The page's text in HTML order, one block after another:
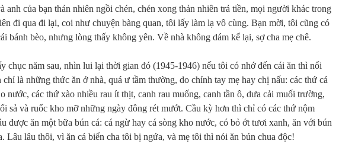
anh của bạn thản nhiên ngồi chén, chén xong thản nhiên trả tiền, mọi người khác trong
đi qua đi lại, coi như chuyện bàng quan, tôi lấy làm lạ vô cùng. Bạn mời, tôi cũng có
bánh bèo, nhưng lòng thấy không yên. Về nhà không dám kể lại, sợ cha mẹ chê.
chục năm sau, nhìn lui lại thời gian đó (1945-1946) nếu tôi có nhớ đến cái ăn thì nổi
chỉ là những thức ăn ở nhà, quá ư tầm thường, do chính tay mẹ hay chị nấu: các thứ cá
nước, các thứ xào nhiều rau ít thịt, canh rau muống, canh tần ô, dưa cải muối trường,
sả và ruốc kho mỡ những ngày đông rét mướt. Cầu kỳ hơn thì chỉ có các thứ nộm
được ăn một bữa bún cá: cá ngừ hay cá sòng kho nước, có bỏ ớt tươi xanh, ăn với bún
Lâu lâu thôi, vì ăn cá biển cha tôi bị ngứa, và mẹ tôi thì nói ăn bún chua độc!